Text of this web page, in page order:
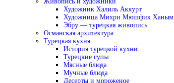
Художник Халиль Аккурт
Художница Михри Мюшфик Ханым
Эбру — турецкая живопись
Османская архитектура
Турецкая кухня
История турецкой кухни
Турецкие супы
Мясные блюда
Мучные блюда
Десерты и мороженое